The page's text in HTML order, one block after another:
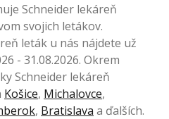
Schneider lekáreň
svojich letákov.
leták u nás nájdete už
- 31.08.2026. Okrem
Schneider lekáreň
Košice, Michalovce,
, Bratislava a ďalších.